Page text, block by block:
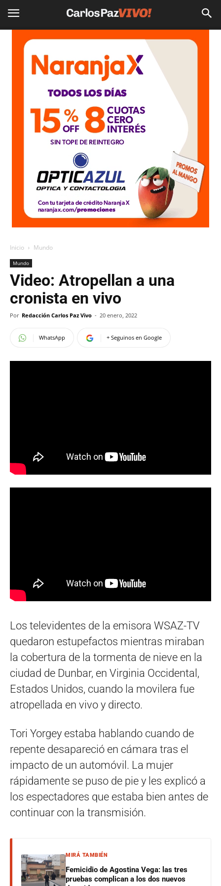
Inicio Mundo
Mundo
Video: Atropellan a una
cronista en vivo
Por Redacción Carlos Paz Vivo - 20 enero, 2022
WhatsApp + Seguinos en Google
Los televidentes de la emisora WSAZ-TV
quedaron estupefactos mientras miraban
la cobertura de la tormenta de nieve en la
ciudad de Dunbar, en Virginia Occidental,
Estados Unidos, cuando la movilera fue
atropellada en vivo y directo.
Tori Yorgey estaba hablando cuando de
repente desapareció en cámara tras el
impacto de un automóvil. La mujer
rápidamente se puso de pie y les explicó a
los espectadores que estaba bien antes de
continuar con la transmisión.
MIRÁ TAMBIÉN
Femicidio de Agostina Vega: las tres
pruebas complican a los dos nuevos